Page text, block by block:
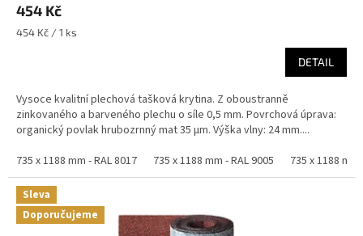
produktu
je
5,0
454 Kč
Měrná
454 Kč / 1 ks
DETAIL
Vysoce kvalitní plechová tašková krytina. Z oboustranně
zinkovaného a barveného plechu o síle 0,5 mm. Povrchová úprava:
organický povlak hrubozrnný mat 35 µm. Výška vlny: 24 mm....
735 x 1188 mm - RAL 8017
735 x 1188 mm - RAL 9005 735 x 1188 mm
Sleva
Doporučujeme